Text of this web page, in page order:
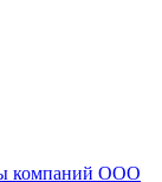
компаний ООО